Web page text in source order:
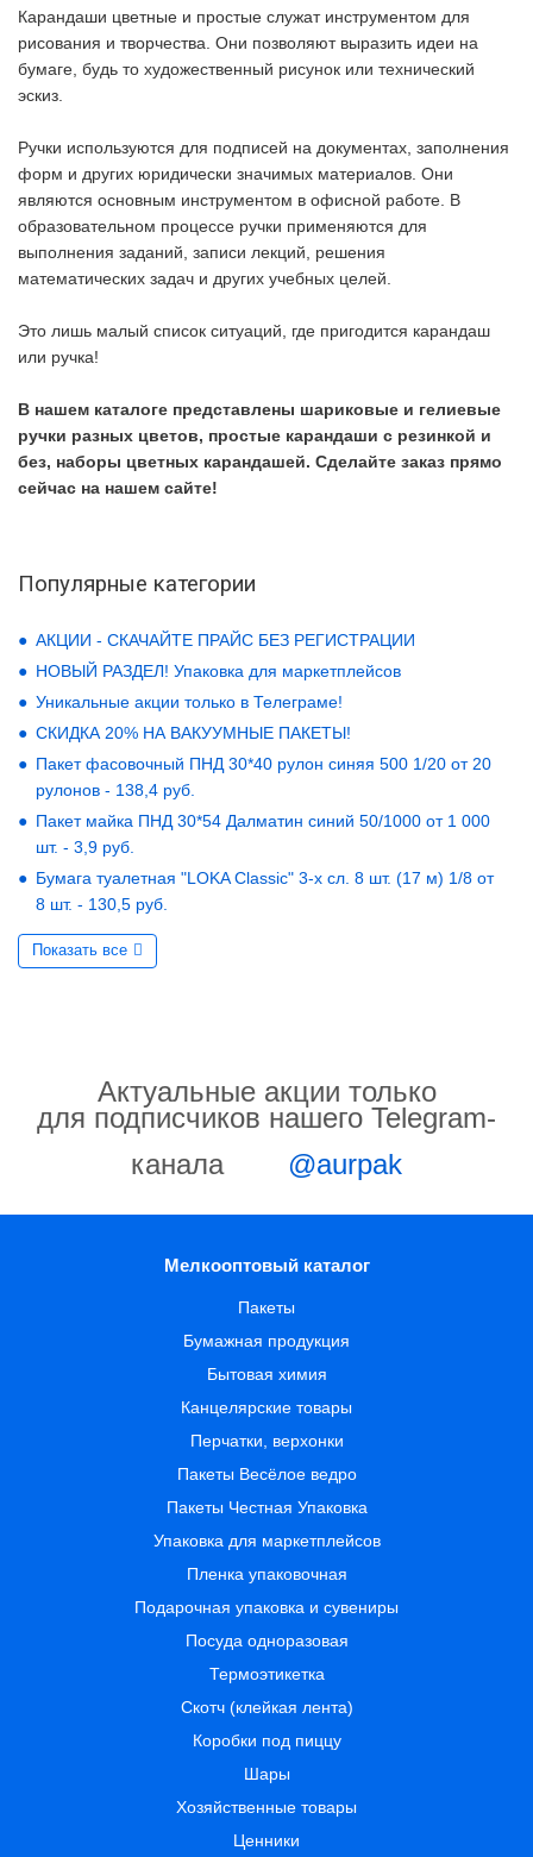
Карандаши цветные и простые служат инструментом для
рисования и творчества. Они позволяют выразить идеи на
бумаге, будь то художественный рисунок или технический
эскиз.
Ручки используются для подписей на документах, заполнения
форм и других юридически значимых материалов. Они
являются основным инструментом в офисной работе. В
образовательном процессе ручки применяются для
выполнения заданий, записи лекций, решения
математических задач и других учебных целей.
Это лишь малый список ситуаций, где пригодится карандаш
или ручка!
В нашем каталоге представлены шариковые и гелиевые
ручки разных цветов, простые карандаши с резинкой и
без, наборы цветных карандашей. Сделайте заказ прямо
сейчас на нашем сайте!
Популярные категории
АКЦИИ - СКАЧАЙТЕ ПРАЙС БЕЗ РЕГИСТРАЦИИ
НОВЫЙ РАЗДЕЛ! Упаковка для маркетплейсов
Уникальные акции только в Телеграме!
СКИДКА 20% НА ВАКУУМНЫЕ ПАКЕТЫ!
Пакет фасовочный ПНД 30*40 рулон синяя 500 1/20 от 20
рулонов - 138,4 руб.
Пакет майка ПНД 30*54 Далматин синий 50/1000 от 1 000
шт. - 3,9 руб.
Бумага туалетная "LOKA Classic" 3-х сл. 8 шт. (17 м) 1/8 от
8 шт. - 130,5 руб.
Показать все
Актуальные акции только
для подписчиков нашего Telegram-
канала
@aurpak
Мелкооптовый каталог
Пакеты
Бумажная продукция
Бытовая химия
Канцелярские товары
Перчатки, верхонки
Пакеты Весёлое ведро
Пакеты Честная Упаковка
Упаковка для маркетплейсов
Пленка упаковочная
Подарочная упаковка и сувениры
Посуда одноразовая
Термоэтикетка
Скотч (клейкая лента)
Коробки под пиццу
Шары
Хозяйственные товары
Ценники